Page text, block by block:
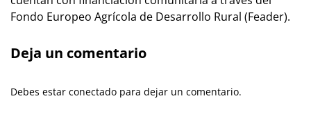
Fondo Europeo Agrícola de Desarrollo Rural (Feader).
Deja un comentario
Debes estar conectado para dejar un comentario.